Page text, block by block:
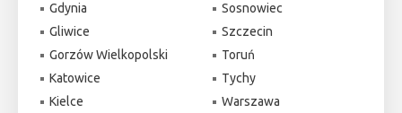
Gdynia
Gliwice
Gorzów Wielkopolski
Katowice
Kielce
Sosnowiec
Szczecin
Toruń
Tychy
Warszawa